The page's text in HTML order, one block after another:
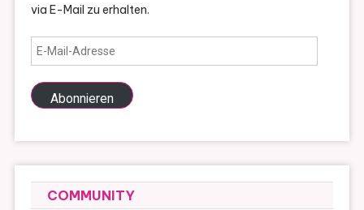
via E-Mail zu erhalten.
E-
Mail-
Adresse
Abonnieren
COMMUNITY